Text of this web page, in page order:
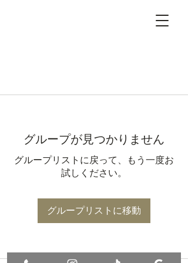
グループが見つかりません
グループリストに戻って、もう一度お
試しください。
グループリストに移動